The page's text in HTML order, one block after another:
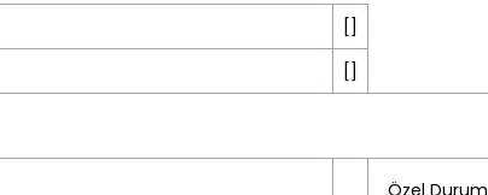
[]
[]
Özel Durum